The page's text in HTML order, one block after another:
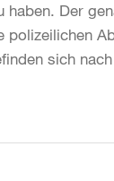
haben. Der
polizeilichen
sich